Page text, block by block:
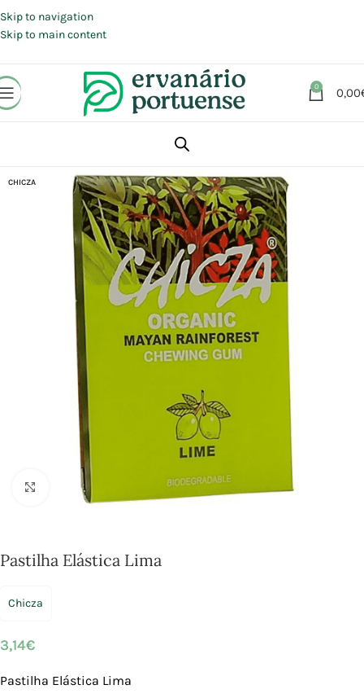
Skip to navigation
Skip to main content
0 0,00
Chocolates | Rebuçados | Pastilhas elásticas
CHICZA
Click to enlarge
Pastilha Elástica Lima
Chicza
3,14€
Pastilha Elástica Lima